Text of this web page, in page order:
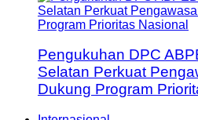
Pengukuhan DPC
Selatan Perkuat
Dukung Program